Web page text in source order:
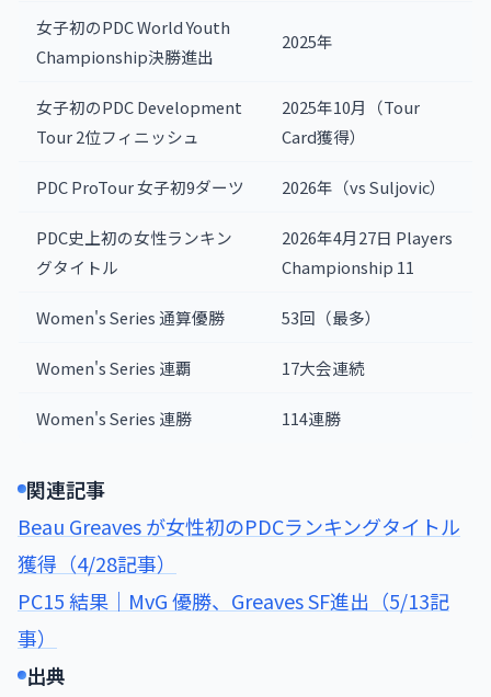
女子初のPDC World Youth
Championship決勝進出
2025年
女子初のPDC Development
Tour 2位フィニッシュ
2025年10月（Tour
Card獲得）
PDC ProTour 女子初9ダーツ 2026年（vs Suljovic）
PDC史上初の女性ランキン
グタイトル
2026年4月27日 Players
Championship 11
Women's Series 通算優勝 53回（最多）
Women's Series 連覇 17大会連続
Women's Series 連勝 114連勝
関連記事
Beau Greaves が女性初のPDCランキングタイトル
獲得（4/28記事）
PC15 結果｜MvG 優勝、Greaves SF進出（5/13記
事）
出典